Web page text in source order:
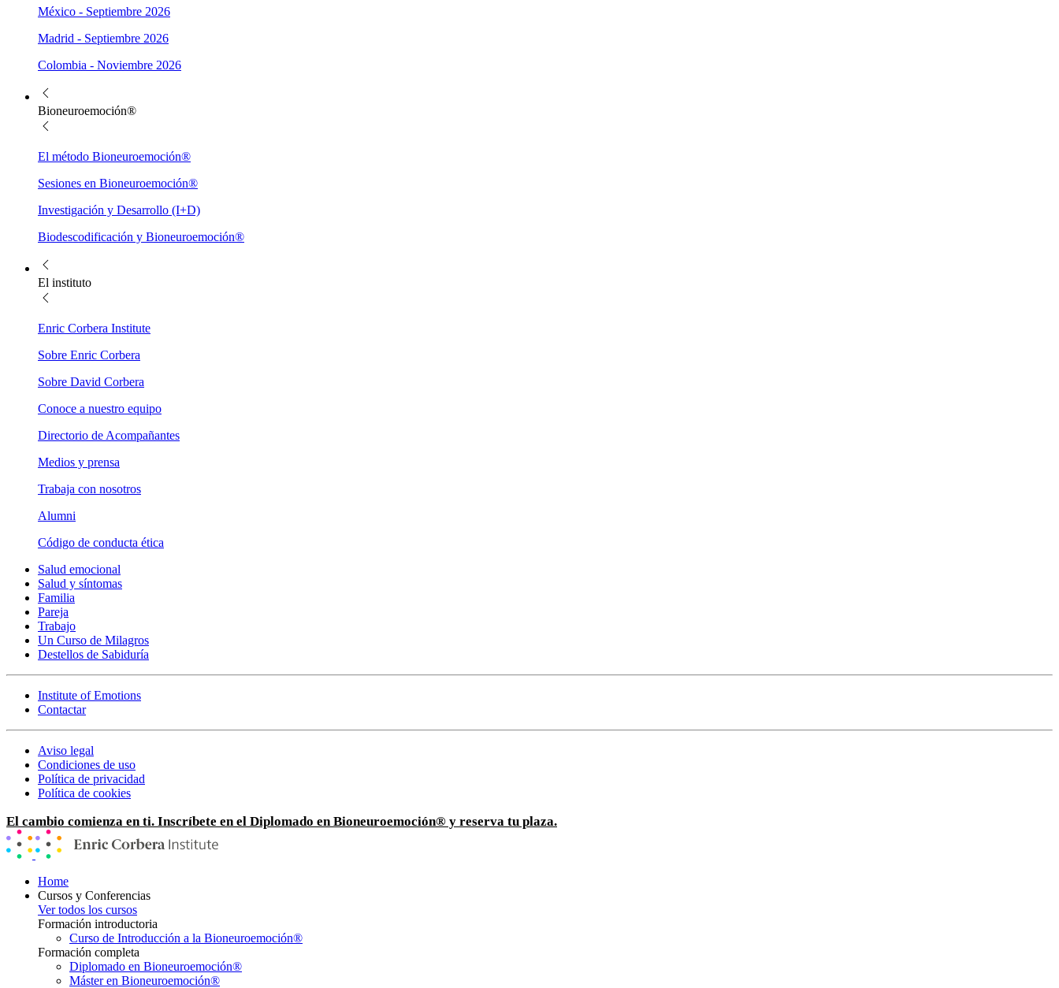
México - Septiembre 2026
Madrid - Septiembre 2026
Colombia - Noviembre 2026
Bioneuroemoción®
El método Bioneuroemoción®
Sesiones en Bioneuroemoción®
Investigación y Desarrollo (I+D)
Biodescodificación y Bioneuroemoción®
El instituto
Enric Corbera Institute
Sobre Enric Corbera
Sobre David Corbera
Conoce a nuestro equipo
Directorio de Acompañantes
Medios y prensa
Trabaja con nosotros
Alumni
Código de conducta ética
Salud emocional
Salud y síntomas
Familia
Pareja
Trabajo
Un Curso de Milagros
Destellos de Sabiduría
Institute of Emotions
Contactar
Aviso legal
Condiciones de uso
Política de privacidad
Política de cookies
El cambio comienza en ti. Inscríbete en el Diplomado en Bioneuroemoción® y reserva tu plaza.
Home
Cursos y Conferencias
Ver todos los cursos
Formación introductoria
Curso de Introducción a la Bioneuroemoción®
Formación completa
Diplomado en Bioneuroemoción®
Máster en Bioneuroemoción®